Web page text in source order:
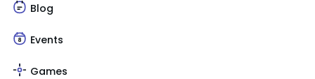
Blog
Events
Games